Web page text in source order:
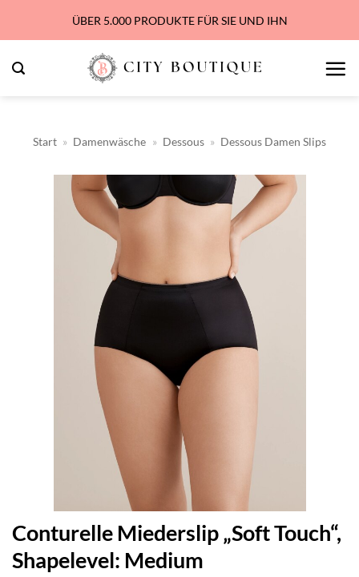
springen
ÜBER 5.000 PRODUKTE FÜR SIE UND IHN
Start » Damenwäsche » Dessous » Dessous Damen Slips
Conturelle Miederslip „Soft Touch“,
Shapelevel: Medium